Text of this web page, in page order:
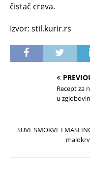
čistač creva.
Izvor: stil.kurir.rs
Recept za
u
SUVE SMOKVE I